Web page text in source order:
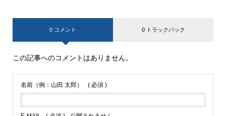
0 コメント 0 トラックバック
この記事へのコメントはありません。
名前（例：山田 太郎） ( 必須 )